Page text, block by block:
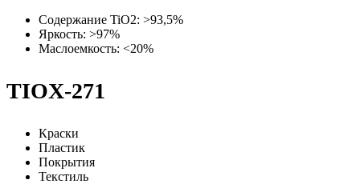
Содержание TiO2: >93,5%
Яркость: >97%
Маслоемкость: <20%
TIOX-271
Краски
Пластик
Покрытия
Текстиль